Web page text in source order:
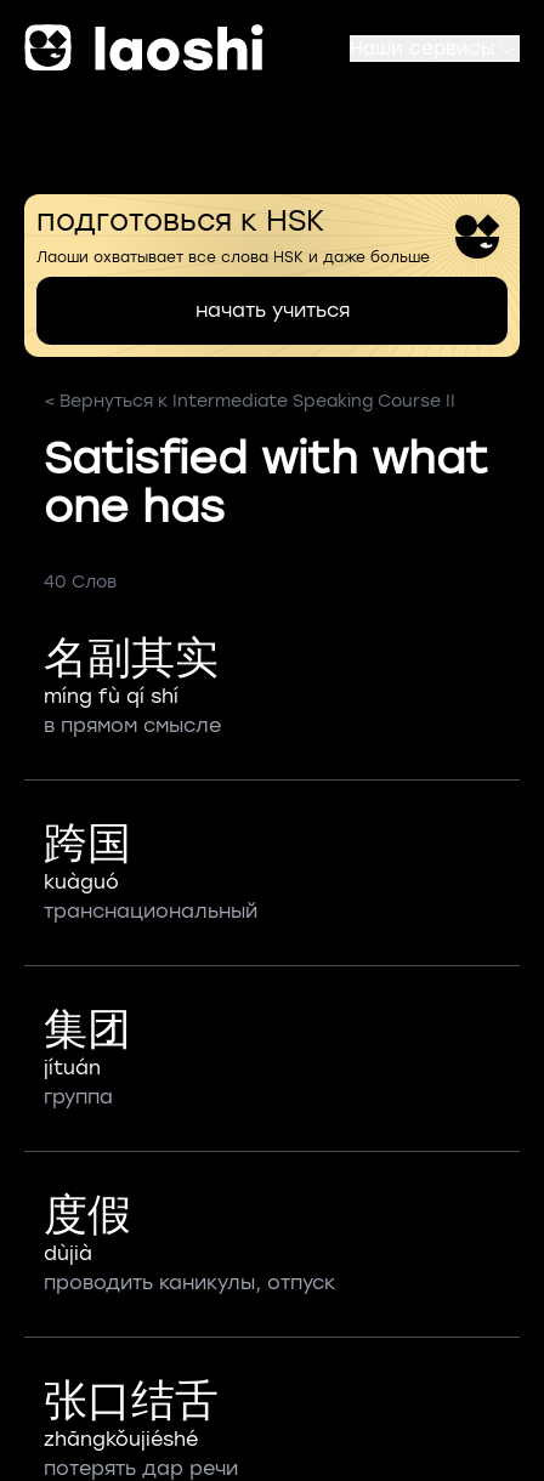
подготовься к HSK
Лаоши охватывает все слова HSK и даже больше
начать учиться
< Вернуться к Intermediate Speaking Course II
Satisfied with what
one has
40 Слов
名副其实
míng fù qí shí
в прямом смысле
跨国
kuàguó
транснациональный
集团
jítuán
группа
度假
dùjià
проводить каникулы, отпуск
张口结舌
zhāngkǒujiéshé
потерять дар речи